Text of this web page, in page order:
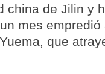
china de Jilin y
mes
que